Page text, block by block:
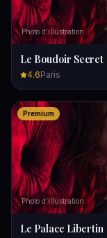
Photo d'illustration
Le Boudoir Secret
4.6Paris
Photo d'illustration
Premium
Le Palace Libertin